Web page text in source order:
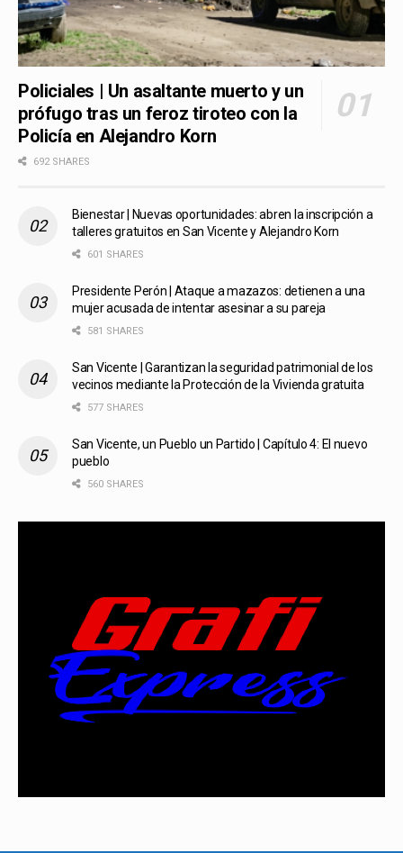
Policiales | Un asaltante muerto y un
prófugo tras un feroz tiroteo con la
Policía en Alejandro Korn
692 SHARES
Bienestar | Nuevas oportunidades: abren la inscripción a
talleres gratuitos en San Vicente y Alejandro Korn
601 SHARES
Presidente Perón | Ataque a mazazos: detienen a una
mujer acusada de intentar asesinar a su pareja
581 SHARES
San Vicente | Garantizan la seguridad patrimonial de los
vecinos mediante la Protección de la Vivienda gratuita
577 SHARES
San Vicente, un Pueblo un Partido | Capítulo 4: El nuevo
pueblo
560 SHARES